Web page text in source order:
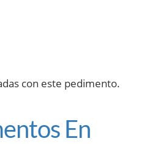
con este pedimento.
En